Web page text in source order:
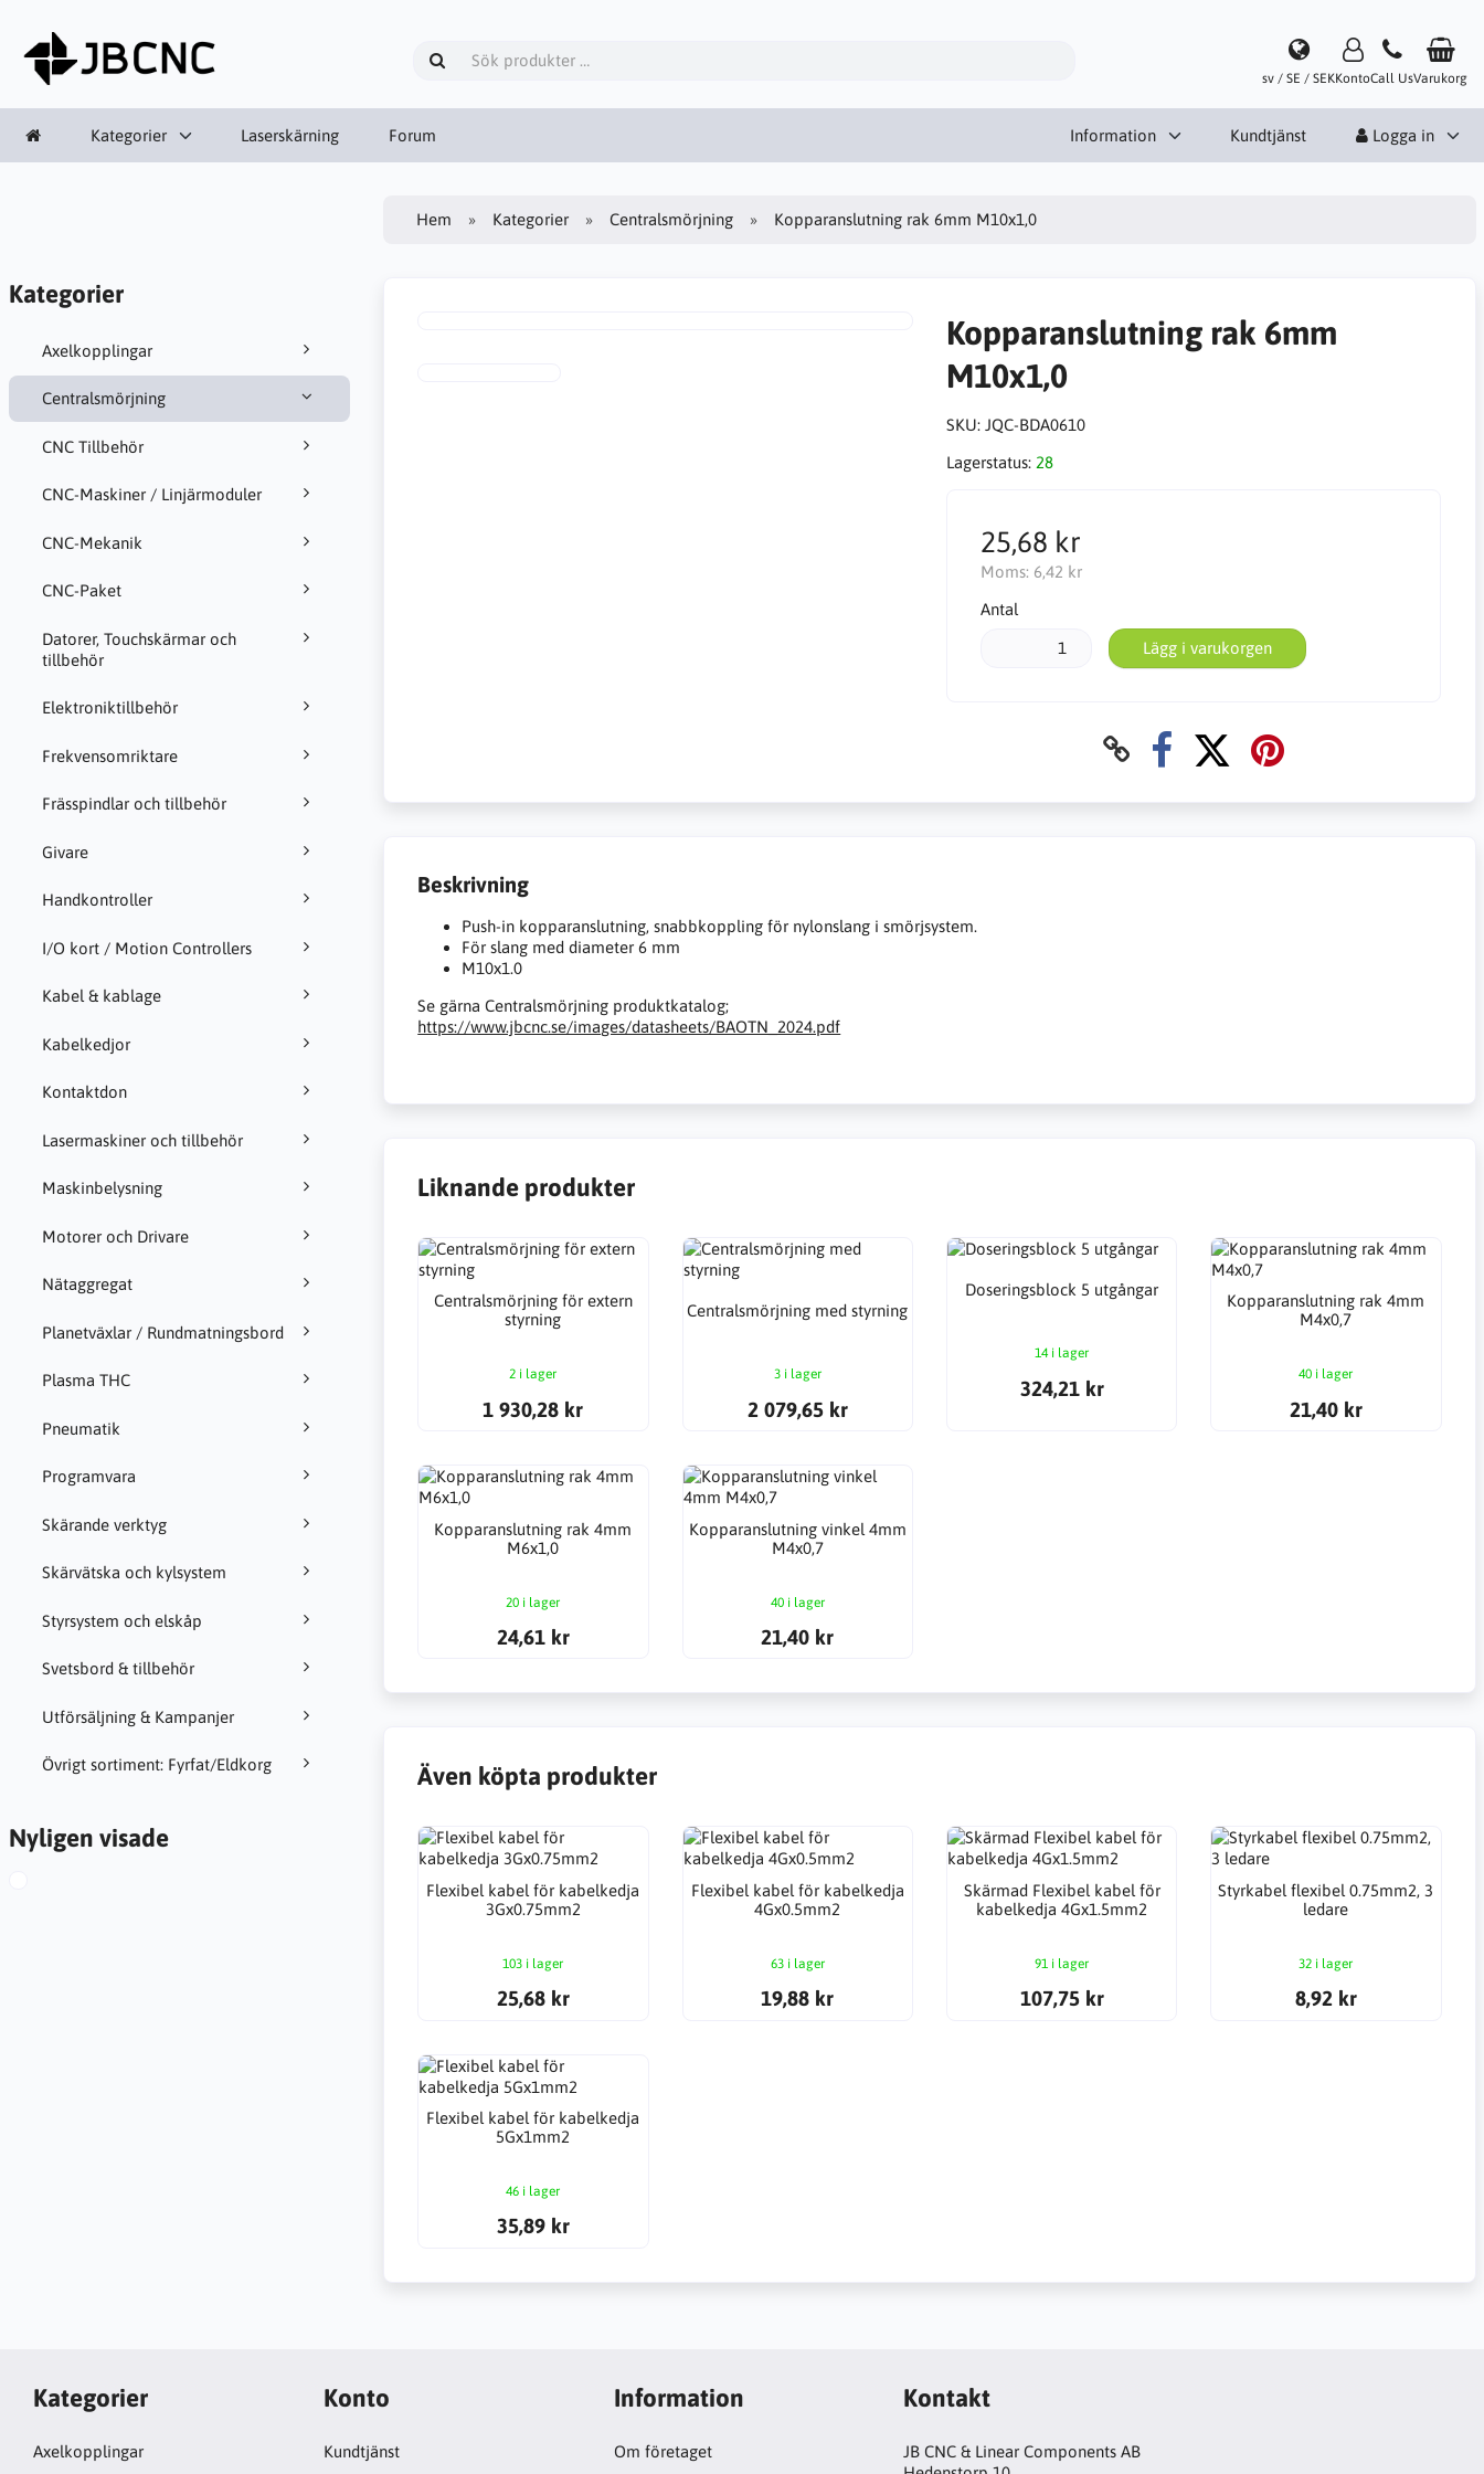
sv / SE / SEKKontoCall UsVarukorg
Kategorier Laserskärning Forum Information Kundtjänst Logga in
Kategorier
Axelkopplingar
Centralsmörjning
CNC Tillbehör
CNC-Maskiner / Linjärmoduler
CNC-Mekanik
CNC-Paket
Datorer, Touchskärmar och
tillbehör
Elektroniktillbehör
Frekvensomriktare
Frässpindlar och tillbehör
Givare
Handkontroller
I/O kort / Motion Controllers
Kabel & kablage
Kabelkedjor
Kontaktdon
Lasermaskiner och tillbehör
Maskinbelysning
Motorer och Drivare
Nätaggregat
Planetväxlar / Rundmatningsbord
Plasma THC
Pneumatik
Programvara
Skärande verktyg
Skärvätska och kylsystem
Styrsystem och elskåp
Svetsbord & tillbehör
Utförsäljning & Kampanjer
Övrigt sortiment: Fyrfat/Eldkorg
Nyligen visade
Hem Kategorier Centralsmörjning Kopparanslutning rak 6mm M10x1,0
Kopparanslutning rak 6mm
M10x1,0
SKU: JQC-BDA0610
Lagerstatus: 28
25,68 kr
Moms: 6,42 kr
Antal
Lägg i varukorgen
Beskrivning
Push-in kopparanslutning, snabbkoppling för nylonslang i smörjsystem.
För slang med diameter 6 mm
M10x1.0
Se gärna Centralsmörjning produktkatalog;
https://www.jbcnc.se/images/datasheets/BAOTN_2024.pdf
Liknande produkter
Centralsmörjning för extern
styrning
2 i lager
1 930,28 kr
Centralsmörjning med styrning
3 i lager
2 079,65 kr
Doseringsblock 5 utgångar
14 i lager
324,21 kr
Kopparanslutning rak 4mm
M4x0,7
40 i lager
21,40 kr
Kopparanslutning rak 4mm
M6x1,0
20 i lager
24,61 kr
Kopparanslutning vinkel 4mm
M4x0,7
40 i lager
21,40 kr
Även köpta produkter
Flexibel kabel för kabelkedja
3Gx0.75mm2
103 i lager
25,68 kr
Flexibel kabel för kabelkedja
4Gx0.5mm2
63 i lager
19,88 kr
Skärmad Flexibel kabel för
kabelkedja 4Gx1.5mm2
91 i lager
107,75 kr
Styrkabel flexibel 0.75mm2, 3
ledare
32 i lager
8,92 kr
Flexibel kabel för kabelkedja
5Gx1mm2
46 i lager
35,89 kr
Kategorier
Axelkopplingar
Konto
Kundtjänst
Information
Om företaget
Kontakt
JB CNC & Linear Components AB